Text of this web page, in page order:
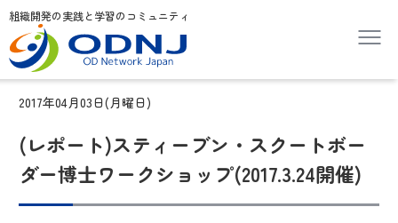
組織開発の実践と学習のコミュニティ
2017年04月03日(月曜日)
(レポート)スティーブン・スクートボー
ダー博士ワークショップ(2017.3.24開催)